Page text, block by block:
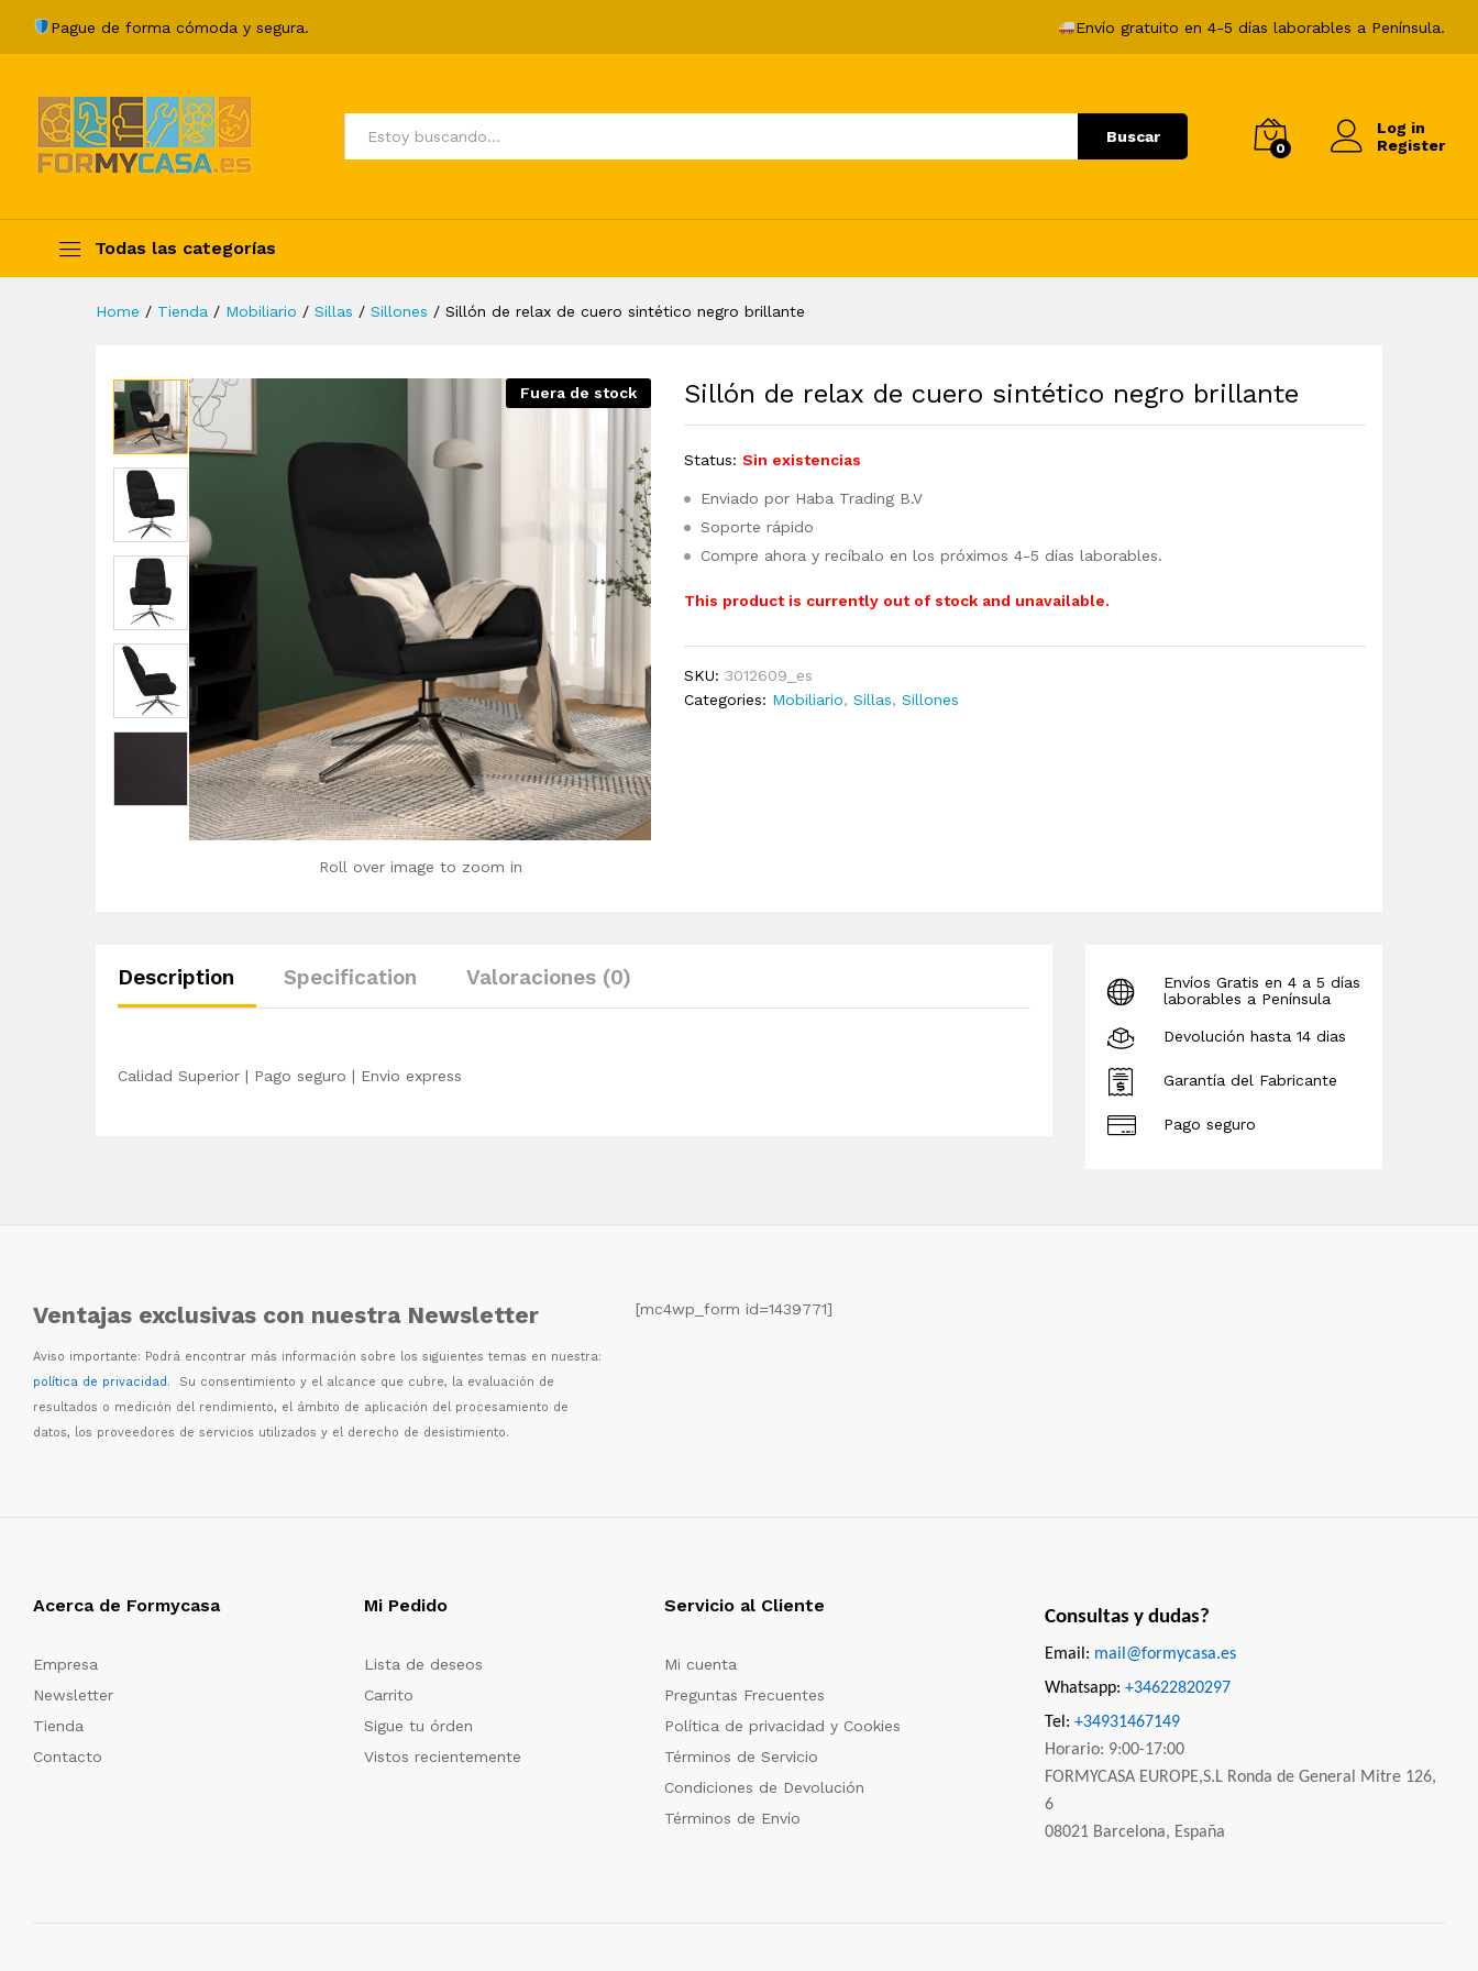
Pague de forma cómoda y segura. Envío gratuito en 4-5 días laborables a Península.
Todos Buscar
0
Log in
Register
Todas las categorías
Home / Tienda / Mobiliario / Sillas / Sillones / Sillón de relax de cuero sintético negro brillante
Fuera de stock
Roll over image to zoom in
Sillón de relax de cuero sintético negro brillante
Status: Sin existencias
Enviado por Haba Trading B.V
Soporte rápido
Compre ahora y recíbalo en los próximos 4-5 días laborables.
This product is currently out of stock and unavailable.
SKU:3012609_es
Categories: Mobiliario,Sillas,Sillones
Description Specification Valoraciones (0)
Calidad Superior | Pago seguro | Envio express
Envíos Gratis en 4 a 5 días
laborables a Península
Devolución hasta 14 dias
Garantía del Fabricante
Pago seguro
Ventajas exclusivas con nuestra Newsletter
Aviso importante: Podrá encontrar más información sobre los siguientes temas en nuestra:
política de privacidad. Su consentimiento y el alcance que cubre, la evaluación de
resultados o medición del rendimiento, el ámbito de aplicación del procesamiento de
datos, los proveedores de servicios utilizados y el derecho de desistimiento.
[mc4wp_form id=1439771]
Acerca de Formycasa
Empresa
Newsletter
Tienda
Contacto
Mi Pedido
Lista de deseos
Carrito
Sigue tu órden
Vistos recientemente
Servicio al Cliente
Mi cuenta
Preguntas Frecuentes
Política de privacidad y Cookies
Términos de Servicio
Condiciones de Devolución
Términos de Envío
Consultas y dudas?
Email: mail@formycasa.es
Whatsapp: +34622820297
Tel: +34931467149
Horario: 9:00-17:00
FORMYCASA EUROPE,S.L Ronda de General Mitre 126,
6
08021 Barcelona, España
Description Specification